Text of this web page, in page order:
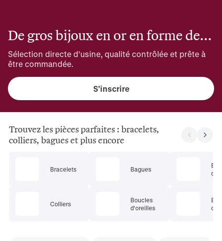
De gros bijoux en or en forme de nœud
Sélection directe d'usine, qualité contrôlée et prête à
être commandée.
S'inscrire
Trouvez les pièces parfaites : bracelets,
colliers, bagues et plus encore
Bracelets
Colliers
Bagues
Boucles
d'oreilles
de